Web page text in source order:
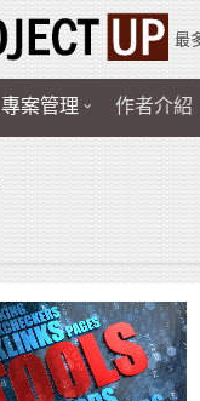
最
專案管理 作者介紹